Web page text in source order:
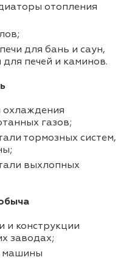
отопления
для бань и саун,
печей и каминов.
охлаждения
газов;
тормозных систем,
выхлопных
и конструкции
заводах;
машины